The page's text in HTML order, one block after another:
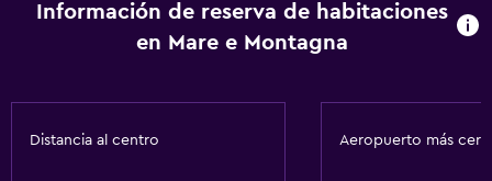
Información de reserva de habitaciones
en Mare e Montagna
Distancia al centro Aeropuerto más